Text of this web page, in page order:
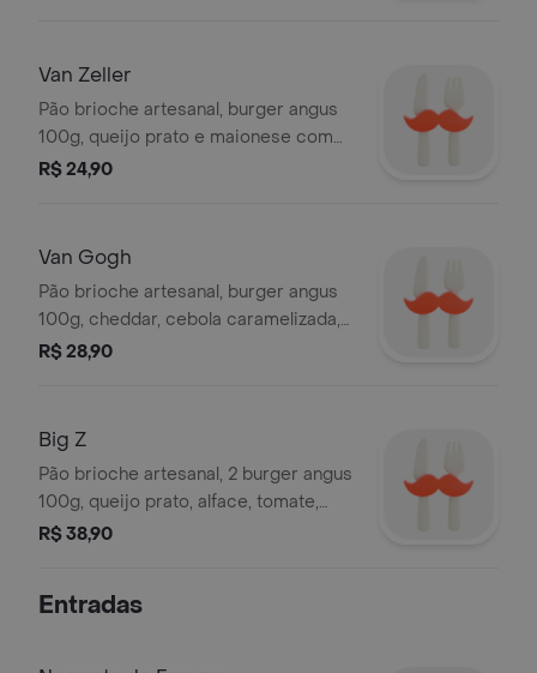
Van Zeller
Pão brioche artesanal, burger angus
100g, queijo prato e maionese com
lascas de trufas negras.
R$ 24,90
Van Gogh
Pão brioche artesanal, burger angus
100g, cheddar, cebola caramelizada,
bacon em pedaços e barbacue.
R$ 28,90
Big Z
Pão brioche artesanal, 2 burger angus
100g, queijo prato, alface, tomate,
cebola roxa e maionese holandesa.
R$ 38,90
Entradas